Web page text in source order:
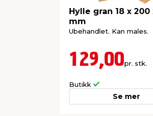
Hylle gran 18 x 200
mm
Ubehandlet. Kan males.
129,00pr. stk.
Butikk
Se mer